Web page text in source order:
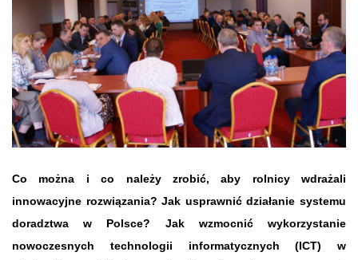
Co można i co należy zrobić, aby rolnicy wdrażali
innowacyjne rozwiązania? Jak usprawnić działanie systemu
doradztwa w Polsce? Jak wzmocnić wykorzystanie
nowoczesnych technologii informatycznych (ICT) w